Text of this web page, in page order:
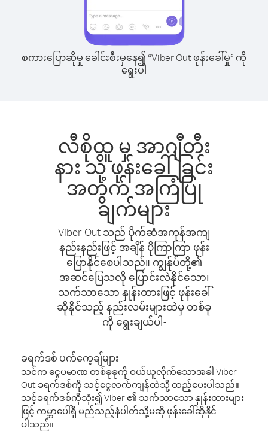
စကားပြောဆိုမှု ခေါင်းစီးမှနေ၍ “Viber Out ဖုန်းခေါ်မှု” ကို
ရွေးပါ
လီစိုထူ မှ အာဂျီတီး
နား သို့ ဖုန်းခေါ်ခြင်း
အတွက် အကြံပြု
ချက်များ
Viber Out သည် ပိုက်ဆံအကုန်အကျ
နည်းနည်းဖြင့် အချိန် ပိုကြာကြာ ဖုန်း
ပြောနိုင်စေပါသည်။ ကျွန်ုပ်တို့၏
အဆင်ပြေသလို ပြောင်းလဲနိုင်သော၊
သက်သာသော နှုန်းထားဖြင့် ဖုန်းခေါ်
ဆိုနိုင်သည့် နည်းလမ်းများထဲမှ တစ်ခု
ကို ရွေးချယ်ပါ-
ခရက်ဒစ် ပက်ကေ့ချ်များ
သင်က ငွေပမာဏ တစ်ခုခုကို ဝယ်ယူလိုက်သောအခါ Viber
Out ခရက်ဒစ်ကို သင့်ငွေလက်ကျန်ထဲသို့ ထည့်ပေးပါသည်။
သင့်ခရက်ဒစ်ကိုသုံး၍ Viber ၏ သက်သာသော နှုန်းထားများ
ဖြင့် ကမ္ဘာပေါ်ရှိ မည်သည့်နံပါတ်သို့မဆို ဖုန်းခေါ်ဆိုနိုင်
ပါသည်။